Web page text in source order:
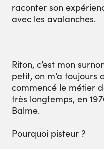
raconter son
avec les avalanches.
Riton, c’est mon
petit, on m’a toujours
commencé le métier
très longtemps, en
Balme.
Pourquoi pisteur ?